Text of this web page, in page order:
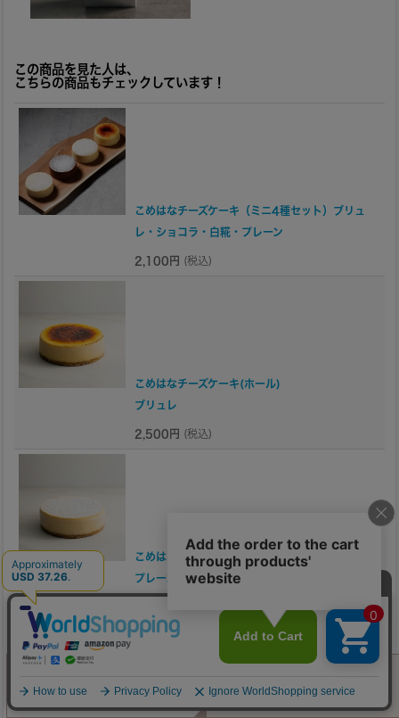
この商品を見た人は、
こちらの商品もチェックしています！
こめはなチーズケーキ（ミニ4種セット）ブリュ
レ・ショコラ・白糀・プレーン
2,100円 (税込)
こめはなチーズケーキ(ホール)
ブリュレ
2,500円 (税込)
こめはなチーズケーキ(ホール)
プレーン